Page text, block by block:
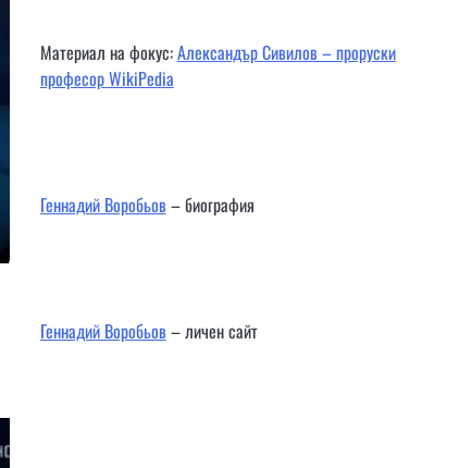
Материал на фокус:Александър Сивилов – проруски
професор WikiPedia
Геннадий Воробьов– биография
Геннадий Воробьов– личен сайт